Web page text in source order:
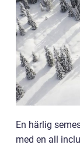
En härlig
med en all